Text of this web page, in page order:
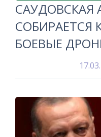
САУДОВСКАЯ
СОБИРАЕТСЯ
БОЕВЫЕ